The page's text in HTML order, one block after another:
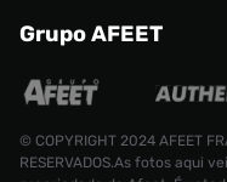
Grupo AFEET
© COPYRIGHT 2024 AFEET
RESERVADOS.As fotos aqui